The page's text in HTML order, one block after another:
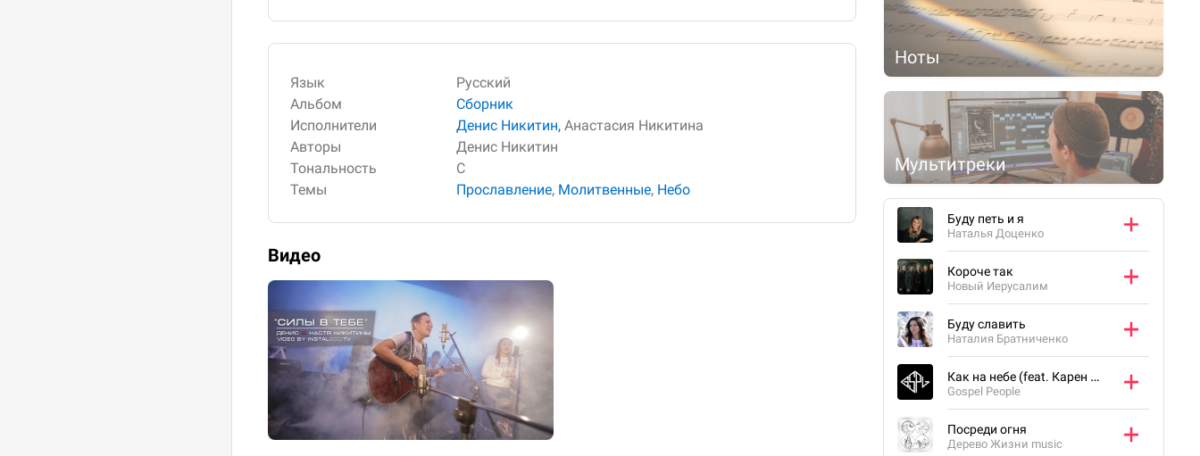
Язык
Русский
Альбом
Сборник
Исполнители
Денис Никитин, Анастасия Никитина
Авторы
Денис Никитин
Тональность
C
Темы
Прославление, Молитвенные, Небо
Видео
Ноты
Мультитреки
Буду петь и я
Наталья Доценко
Короче так
Новый Иерусалим
Буду славить
Наталия Братниченко
Как на небе (feat. Карен Карагян)
Gospel People
Посреди огня
Дерево Жизни music